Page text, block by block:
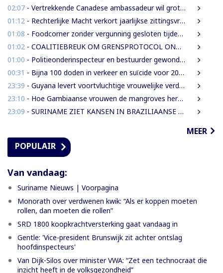
02:07 - Vertrekkende Canadese ambassadeur wil grotere rol voor Canada in Suriname
01:12 - Rechterlijke Macht verkort jaarlijkse zittingsvrije periode naar één maand
01:08 - Foodcorner zonder vergunning gesloten tijdens derde dag integrale controles
01:02 - COALITIEBREUK OM GRENSPROTOCOL ONWAARSCHIJNLIJK
01:00 - Politieonderinspecteur en bestuurder gewond nadat auto over de kop slaat
00:31 - Bijna 100 doden in verkeer en suïcide voor 2026 is veel te veel’, zegt Lau
23:39 - Guyana levert voortvluchtige vrouwelijke verdachte in mensenhandel uit aan Suriname
23:10 - Hoe Gambiaanse vrouwen de mangroves herstellen die Banjul beschermen
23:09 - SURINAME ZIET KANSEN IN BRAZILIAANSE RADARTECHNOLOGIE VOOR GRENSBEWAKING EN VEILIGHEID
MEER
POPULAIR
Van vandaag:
Suriname Nieuws | Voorpagina
Monorath over verdwenen kwik: “Als er koppen moeten
rollen, dan moeten die rollen”
SRD 1800 koopkrachtversterking gaat vandaag in
Gentle: 'Vice-president Brunswijk zit achter ontslag
hoofdinspecteurs'
Van Dijk-Silos over minister VWA: “Zet een technocraat die
inzicht heeft in de volksgezondheid”